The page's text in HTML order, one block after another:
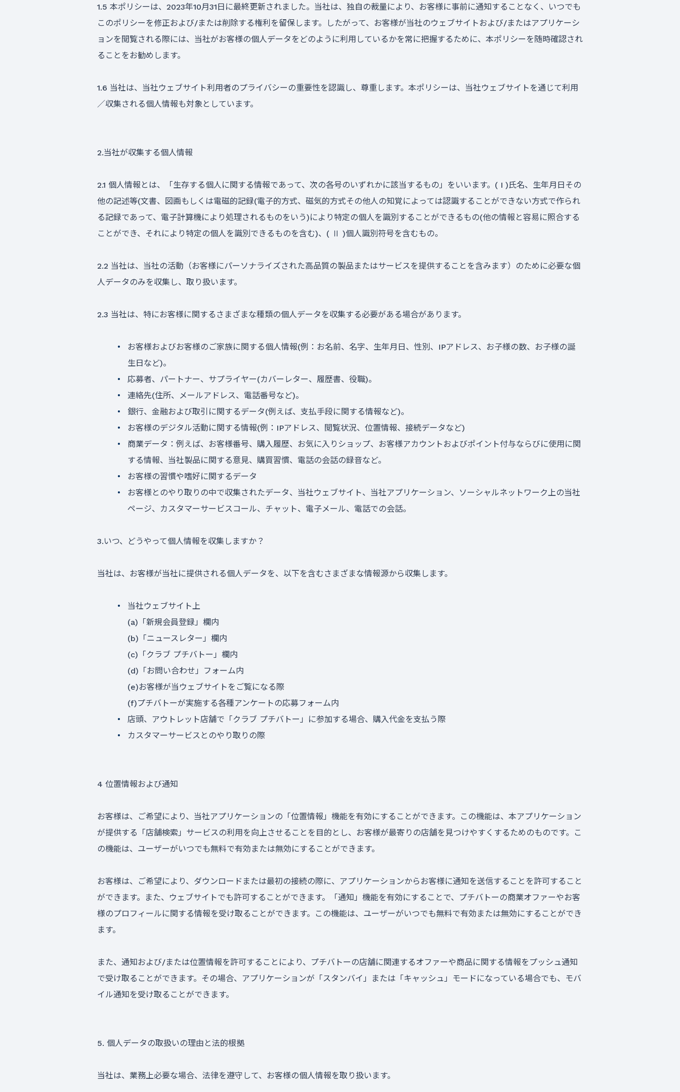
1.5 本ポリシーは、2023年10月31日に最終更新されました。当社は、独自の裁量により、お客様に事前に通知することなく、いつでも
このポリシーを修正および/または削除する権利を留保します。したがって、お客様が当社のウェブサイトおよび/またはアプリケーシ
ョンを閲覧される際には、当社がお客様の個人データをどのように利用しているかを常に把握するために、本ポリシーを随時確認され
ることをお勧めします。
1.6 当社は、当社ウェブサイト利用者のプライバシーの重要性を認識し、尊重します。本ポリシーは、当社ウェブサイトを通じて利用
／収集される個人情報も対象としています。
2.当社が収集する個人情報
2.1 個人情報とは、「生存する個人に関する情報であって、次の各号のいずれかに該当するもの」をいいます。( I )氏名、生年月日その
他の記述等(文書、図画もしくは電磁的記録(電子的方式、磁気的方式その他人の知覚によっては認識することができない方式で作られ
る記録であって、電子計算機により処理されるものをいう)により特定の個人を識別することができるもの(他の情報と容易に照合する
ことができ、それにより特定の個人を識別できるものを含む)、( Ⅱ )個人識別符号を含むもの。
2.2 当社は、当社の活動（お客様にパーソナライズされた高品質の製品またはサービスを提供することを含みます）のために必要な個
人データのみを収集し、取り扱います。
2.3 当社は、特にお客様に関するさまざまな種類の個人データを収集する必要がある場合があります。
お客様およびお客様のご家族に関する個人情報(例：お名前、名字、生年月日、性別、IPアドレス、お子様の数、お子様の誕
生日など)。
応募者、パートナー、サプライヤー(カバーレター、履歴書、役職)。
連絡先(住所、メールアドレス、電話番号など)。
銀行、金融および取引に関するデータ(例えば、支払手段に関する情報など)。
お客様のデジタル活動に関する情報(例：IPアドレス、閲覧状況、位置情報、接続データなど)
商業データ：例えば、お客様番号、購入履歴、お気に入りショップ、お客様アカウントおよびポイント付与ならびに使用に関
する情報、当社製品に関する意見、購買習慣、電話の会話の録音など。
お客様の習慣や嗜好に関するデータ
お客様とのやり取りの中で収集されたデータ、当社ウェブサイト、当社アプリケーション、ソーシャルネットワーク上の当社
ページ、カスタマーサービスコール、チャット、電子メール、電話での会話。
3.いつ、どうやって個人情報を収集しますか？
当社は、お客様が当社に提供される個人データを、以下を含むさまざまな情報源から収集します。
当社ウェブサイト上
(a)「新規会員登録」欄内
(b)「ニュースレター」欄内
(c)「クラブ プチバトー」欄内
(d)「お問い合わせ」フォーム内
(e)お客様が当ウェブサイトをご覧になる際
(f)プチバトーが実施する各種アンケートの応募フォーム内
店頭、アウトレット店舗で「クラブ プチバトー」に参加する場合、購入代金を支払う際
カスタマーサービスとのやり取りの際
4 位置情報および通知
お客様は、ご希望により、当社アプリケーションの「位置情報」機能を有効にすることができます。この機能は、本アプリケーション
が提供する「店舗検索」サービスの利用を向上させることを目的とし、お客様が最寄りの店舗を見つけやすくするためのものです。こ
の機能は、ユーザーがいつでも無料で有効または無効にすることができます。
お客様は、ご希望により、ダウンロードまたは最初の接続の際に、アプリケーションからお客様に通知を送信することを許可すること
ができます。また、ウェブサイトでも許可することができます。「通知」機能を有効にすることで、プチバトーの商業オファーやお客
様のプロフィールに関する情報を受け取ることができます。この機能は、ユーザーがいつでも無料で有効または無効にすることができ
ます。
また、通知および/または位置情報を許可することにより、プチバトーの店舗に関連するオファーや商品に関する情報をプッシュ通知
で受け取ることができます。その場合、アプリケーションが「スタンバイ」または「キャッシュ」モードになっている場合でも、モバ
イル通知を受け取ることができます。
5. 個人データの取扱いの理由と法的根拠
当社は、業務上必要な場合、法律を遵守して、お客様の個人情報を取り扱います。